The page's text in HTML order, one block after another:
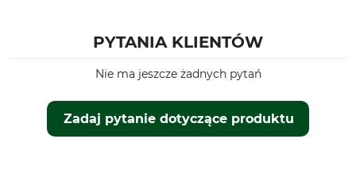
PYTANIA KLIENTÓW
Zadaj pytanie dotyczące produktu
Nie ma jeszcze żadnych pytań